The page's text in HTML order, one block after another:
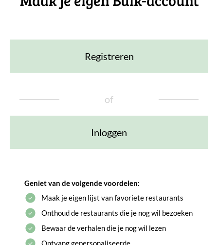
Registreren
of
Inloggen
Geniet van de volgende voordelen:
Maak je eigen lijst van favoriete restaurants
Onthoud de restaurants die je nog wil bezoeken
Bewaar de verhalen die je nog wil lezen
Ontvang gepersonaliseerde